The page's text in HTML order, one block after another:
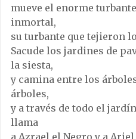
mueve el enorme
inmortal,
su turbante que tejieron
Sacude los jardines de
la siesta,
y camina entre los
árboles,
y a través de todo el
llama
a Azrael el Negro y a